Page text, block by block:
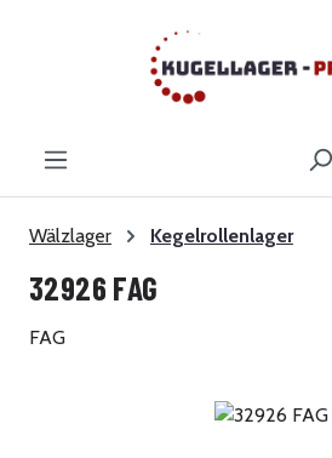
Zum Hauptinhalt springen
Wälzlager Kegelrollenlager
32926 FAG
FAG
Bildergalerie überspringen